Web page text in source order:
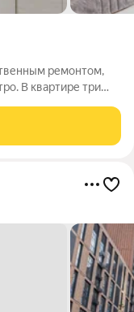
ремонтом,
В квартире три